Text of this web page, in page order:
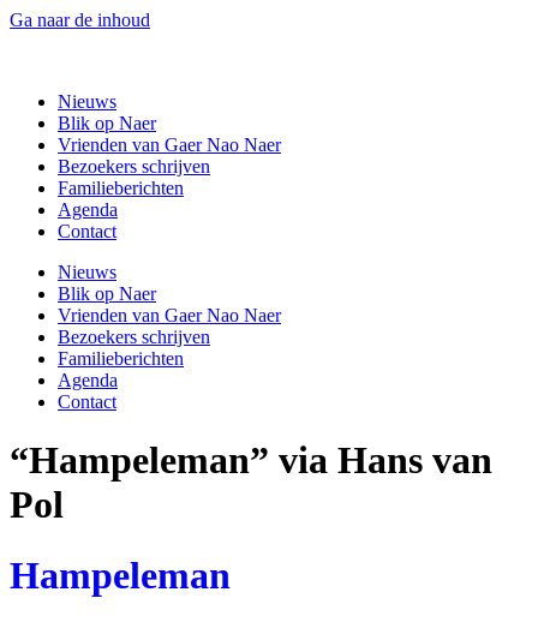
Ga naar de inhoud
Nieuws
Blik op Naer
Vrienden van Gaer Nao Naer
Bezoekers schrijven
Familieberichten
Agenda
Contact
Nieuws
Blik op Naer
Vrienden van Gaer Nao Naer
Bezoekers schrijven
Familieberichten
Agenda
Contact
“Hampeleman” via Hans van
Pol
Hampeleman